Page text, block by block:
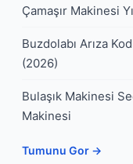
Çamaşır Makinesi
Buzdolabı Arıza
(2026)
Bulaşık Makinesi
Makinesi
Tumunu Gor →